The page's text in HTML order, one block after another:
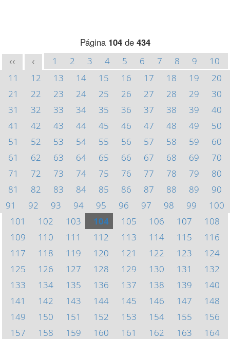
Página 104de 434
<< < 1 2 3 4 5 6 7 8 9
10
11
12 13 14 15 16 17 18 19
20
21
22 23 24 25 26 27 28 29
30
31
32 33 34 35 36 37 38 39
40
41
42 43 44 45 46 47 48 49
50
51
52 53 54 55 56 57 58 59
60
61
62 63 64 65 66 67 68 69
70
71
72 73 74 75 76 77 78 79
80
81
82 83 84 85 86 87 88 89
90
91
92 93 94 95 96 97 98 99
100
101
102 103 104 105 106 107
108
109
110 111 112 113 114 115
116
117
118 119 120 121 122 123
124
125
126 127 128 129 130 131
132
133
134 135 136 137 138 139
140
141
142 143 144 145 146 147
148
149
150 151 152 153 154 155
156
157
158 159 160 161 162 163
164